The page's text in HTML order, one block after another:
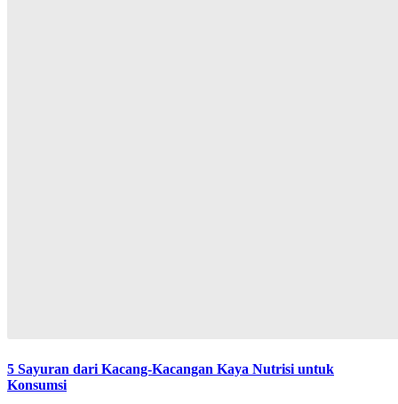
5 Sayuran dari Kacang-Kacangan Kaya Nutrisi untuk
Konsumsi